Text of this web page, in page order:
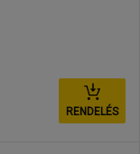
RENDELÉS